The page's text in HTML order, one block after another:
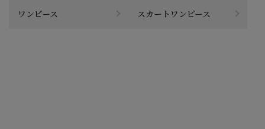
ワンピース スカートワンピース